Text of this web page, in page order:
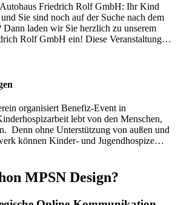
Friedrich Rolf GmbH: Ihr Kind
Sie sind noch auf der Suche nach dem
Dann laden wir Sie herzlich zu unserem
Rolf GmbH ein! Diese Veranstaltung…
organisiert Benefiz-Event in
lebt von den Menschen,
Denn ohne Unterstützung von außen und
können Kinder- und Jugendhospize…
MPSN Design?